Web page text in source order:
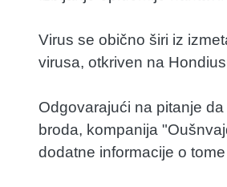
Virus se obično širi iz
virusa, otkriven na
Odgovarajući na pitanje
broda, kompanija
dodatne informacije o